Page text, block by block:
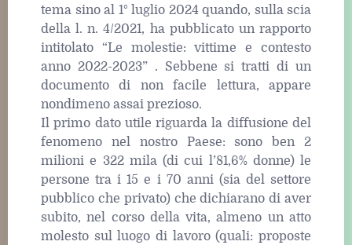
tema sino al 1° luglio 2024 quando, sulla scia
della l. n. 4/2021, ha pubblicato un rapporto
intitolato “Le molestie: vittime e contesto
anno 2022-2023” . Sebbene si tratti di un
documento di non facile lettura, appare
nondimeno assai prezioso.
Il primo dato utile riguarda la diffusione del
fenomeno nel nostro Paese: sono ben 2
milioni e 322 mila (di cui l’81,6% donne) le
persone tra i 15 e i 70 anni (sia del settore
pubblico che privato) che dichiarano di aver
subito, nel corso della vita, almeno un atto
molesto sul luogo di lavoro (quali: proposte